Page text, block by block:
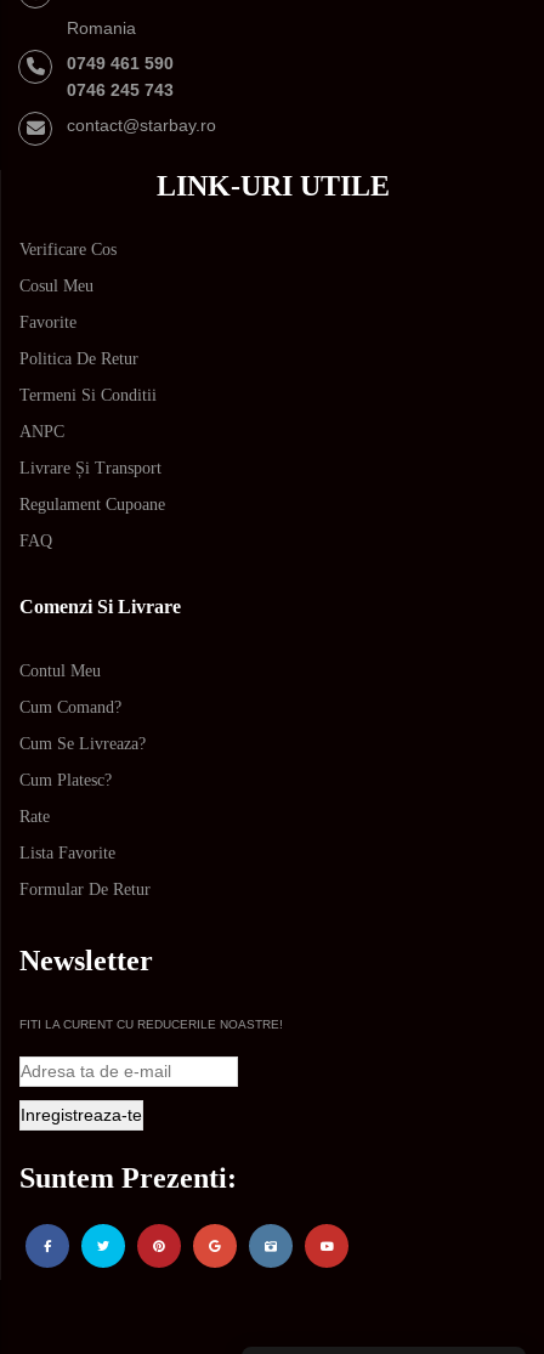
Romania
0749 461 590
0746 245 743
contact@starbay.ro
LINK-URI UTILE
Verificare Cos
Cosul Meu
Favorite
Politica De Retur
Termeni Si Conditii
ANPC
Livrare Și Transport
Regulament Cupoane
FAQ
Comenzi Si Livrare
Contul Meu
Cum Comand?
Cum Se Livreaza?
Cum Platesc?
Rate
Lista Favorite
Formular De Retur
Newsletter
FITI LA CURENT CU REDUCERILE NOASTRE!
Suntem Prezenti: